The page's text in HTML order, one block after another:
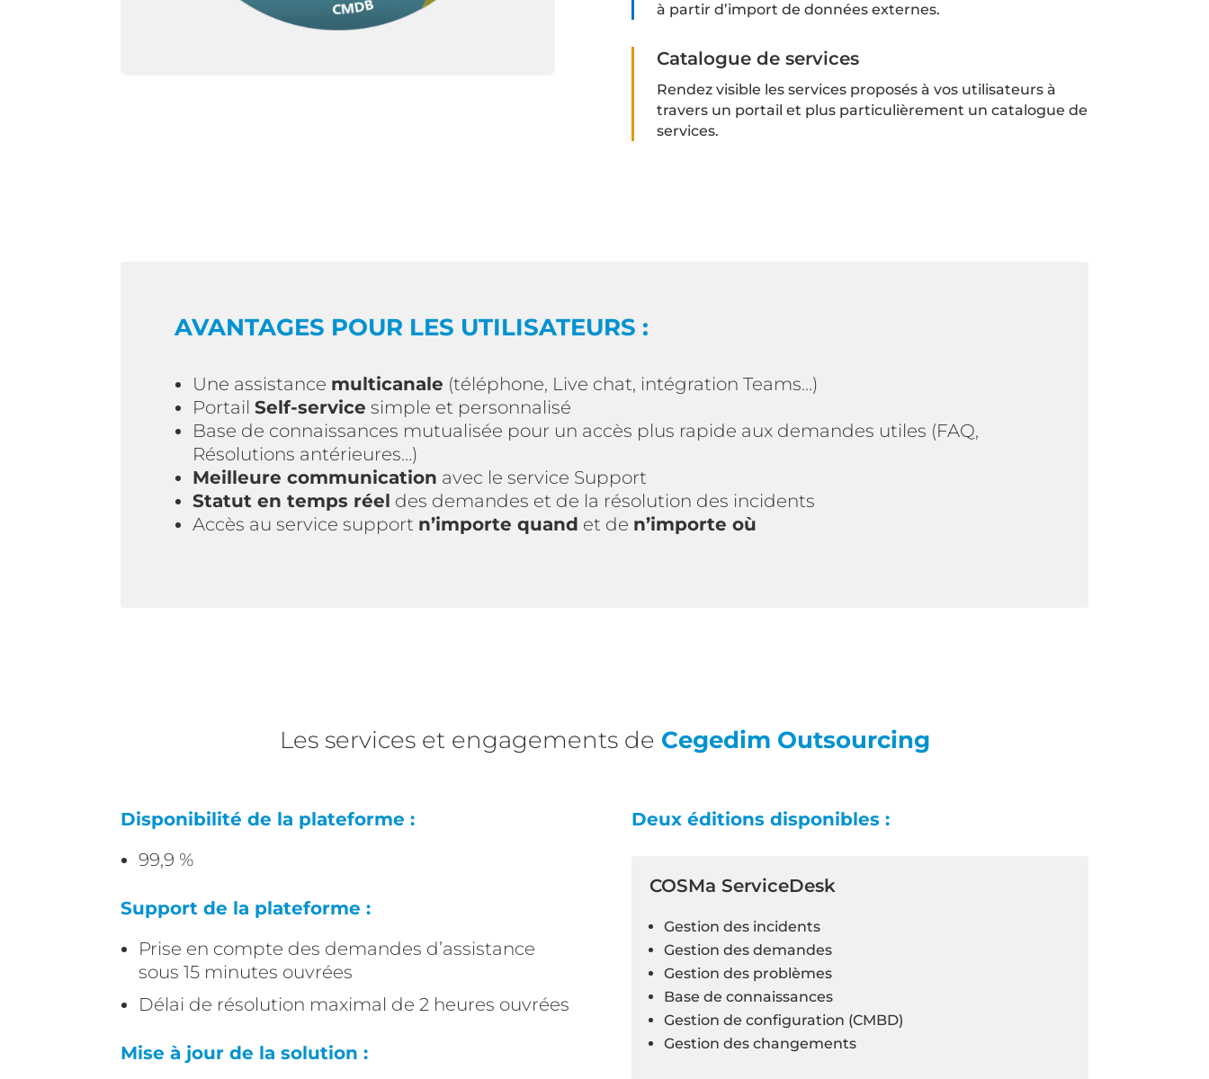
à partir d’import de données externes.
Catalogue de services
Rendez visible les services proposés à vos utilisateurs à
travers un portail et plus particulièrement un catalogue de
services.
AVANTAGES POUR LES UTILISATEURS :
Une assistance multicanale (téléphone, Live chat, intégration Teams…)
PortailSelf-service simple et personnalisé
Base de connaissances mutualisée pour un accès plus rapide aux demandes utiles (FAQ,
Résolutions antérieures…)
Meilleure communication avec le service Support
Statut en temps réel des demandes et de la résolution des incidents
Accès au service support n’importe quand et de n’importe où
Les services et engagements de Cegedim Outsourcing
Disponibilité de la plateforme :
99,9 %
Support de la plateforme :
Prise en compte des demandes d’assistance
sous 15 minutes ouvrées
Délai de résolution maximal de 2 heures ouvrées
Mise à jour de la solution :
Deux éditions disponibles :
COSMa ServiceDesk
Gestion des incidents
Gestion des demandes
Gestion des problèmes
Base de connaissances
Gestion de configuration (CMBD)
Gestion des changements